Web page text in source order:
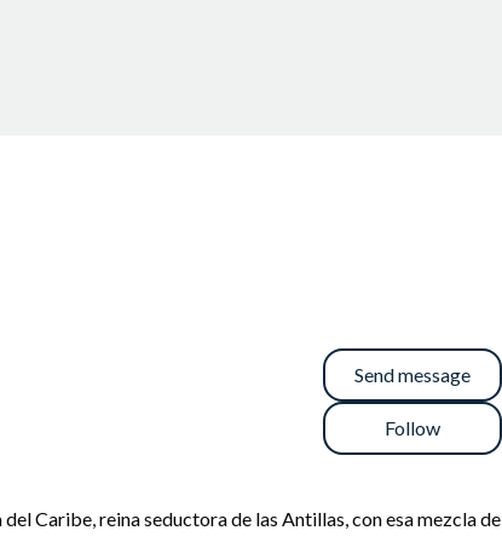
Send message
Follow
Caribe, reina seductora de las Antillas, con esa mezcla de